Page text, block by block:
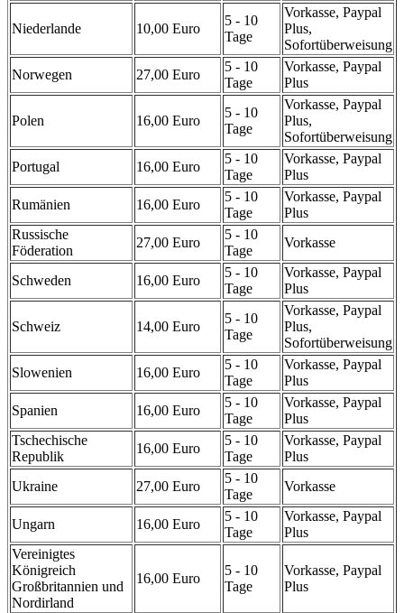
Niederlande 10,00 Euro
5 - 10
Tage
Vorkasse, Paypal
Plus,
Sofortüberweisung
Norwegen
27,00 Euro
5 - 10
Tage
Vorkasse, Paypal
Plus
Polen 16,00 Euro
5 - 10
Tage
Vorkasse, Paypal
Plus,
Sofortüberweisung
Portugal
16,00 Euro
5 - 10
Tage
Vorkasse, Paypal
Plus
Rumänien
16,00 Euro
5 - 10
Tage
Vorkasse, Paypal
Plus
Russische
Föderation
27,00 Euro
5 - 10
Tage
Vorkasse
Schweden 16,00 Euro
5 - 10
Tage
Vorkasse, Paypal
Plus
Schweiz 14,00 Euro
5 - 10
Tage
Vorkasse, Paypal
Plus,
Sofortüberweisung
Slowenien
16,00 Euro
5 - 10
Tage
Vorkasse, Paypal
Plus
Spanien
16,00 Euro
5 - 10
Tage
Vorkasse, Paypal
Plus
Tschechische
Republik
16,00 Euro
5 - 10
Tage
Vorkasse, Paypal
Plus
Ukraine
27,00 Euro
5 - 10
Tage
Vorkasse
Ungarn 16,00 Euro
5 - 10
Tage
Vorkasse, Paypal
Plus
Vereinigtes
Königreich
Großbritannien und
Nordirland
16,00 Euro
5 - 10
Tage
Vorkasse, Paypal
Plus